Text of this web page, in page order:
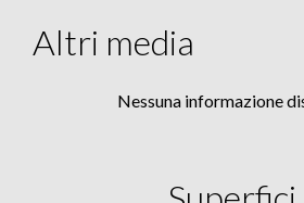
Altri media
Nessuna informazione